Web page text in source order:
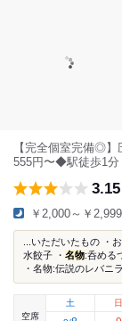
【完全個室完備◎
555円〜◆駅徒歩1分
3.15
￥2,000～￥2,999
...いただいたもの ・
水餃子 ・ 名物:呑める
・名物:伝説のレバニ
空席
土
日